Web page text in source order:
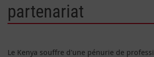
partenariat
Le Kenya souffre d'une pénurie de